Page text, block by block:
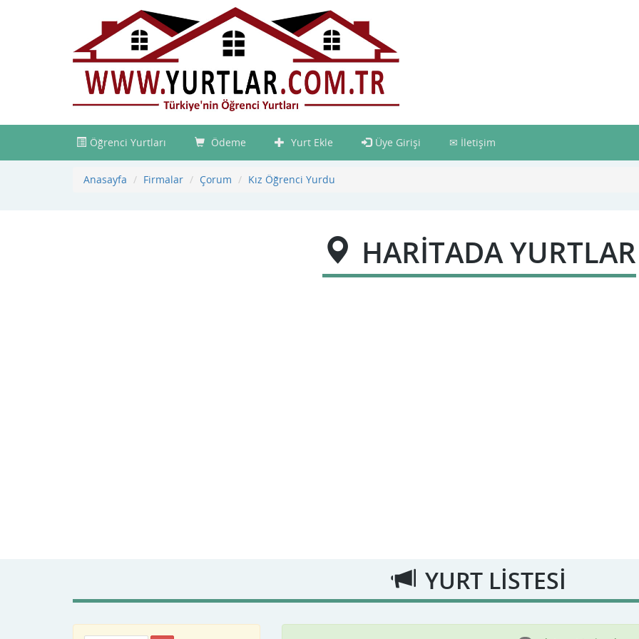
Öğrenci Yurtları Ödeme Yurt Ekle Üye Girişi İletişim
Anasayfa Firmalar Çorum Kız Öğrenci Yurdu
HARİTADA YURTLAR
YURT LİSTESİ